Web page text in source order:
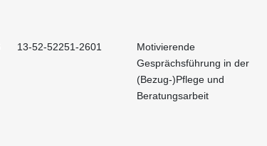
13-52-52251-2601
Motivierende
Gesprächsführung in der
(Bezug-)Pflege und
Beratungsarbeit